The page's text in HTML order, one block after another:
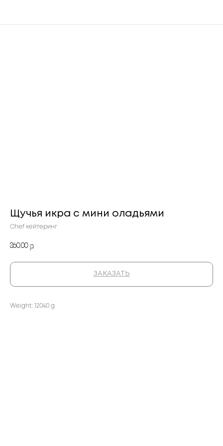
Щучья икра с мини оладьями
Chef кейтеринг
860,00 р.
ЗАКАЗАТЬ
Weight: 12040 g